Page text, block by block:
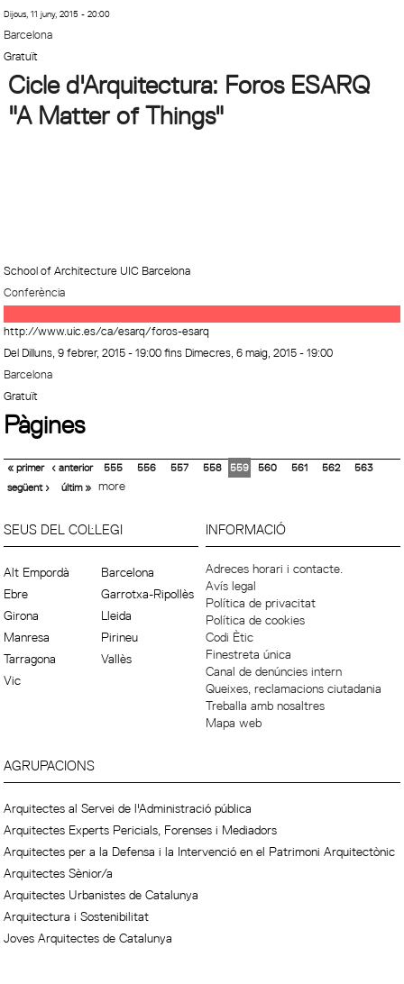
Dijous, 11 juny, 2015 - 20:00
Barcelona
Gratuït
Cicle d'Arquitectura: Foros ESARQ
"A Matter of Things"
School of Architecture UIC Barcelona
Conferència
http://www.uic.es/ca/esarq/foros-esarq
Del Dilluns, 9 febrer, 2015 - 19:00fins Dimecres, 6 maig, 2015 - 19:00
Barcelona
Gratuït
Pàgines
« primer ‹ anterior 555 556 557 558 559 560 561 562
563
següent ›
últim » more
SEUS DEL COL·LEGI
Alt Empordà
Barcelona
Ebre
Garrotxa-Ripollès
Girona
Lleida
Manresa
Pirineu
Tarragona
Vallès
Vic
INFORMACIÓ
Adreces horari i contacte.
Avís legal
Política de privacitat
Política de cookies
Codi Ètic
Finestreta única
Canal de denúncies intern
Queixes, reclamacions ciutadania
Treballa amb nosaltres
Mapa web
AGRUPACIONS
Arquitectes al Servei de l'Administració pública
Arquitectes Experts Pericials, Forenses i Mediadors
Arquitectes per a la Defensa i la Intervenció en el Patrimoni Arquitectònic
Arquitectes Sènior/a
Arquitectes Urbanistes de Catalunya
Arquitectura i Sostenibilitat
Joves Arquitectes de Catalunya